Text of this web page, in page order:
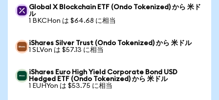
Global X Blockchain ETF (Ondo Tokenized) から 米ド
ル
1 BKCHon は $64.68 に相当
iShares Silver Trust (Ondo Tokenized) から 米ドル
1 SLVon は $57.13 に相当
iShares Euro High Yield Corporate Bond USD
Hedged ETF (Ondo Tokenized) から 米ドル
1 EUHYon は $53.75 に相当